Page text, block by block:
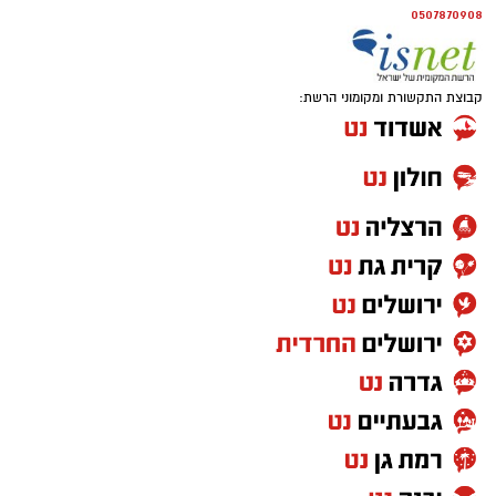
0507870908
קבוצת התקשורת ומקומוני הרשת: